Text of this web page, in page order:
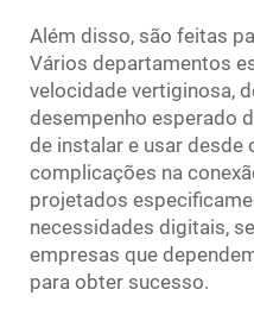
Além disso, são feitas
Vários departamentos
velocidade vertiginosa,
desempenho esperado
de instalar e usar desde
complicações na
projetados
necessidades digitais,
empresas que
para obter sucesso.